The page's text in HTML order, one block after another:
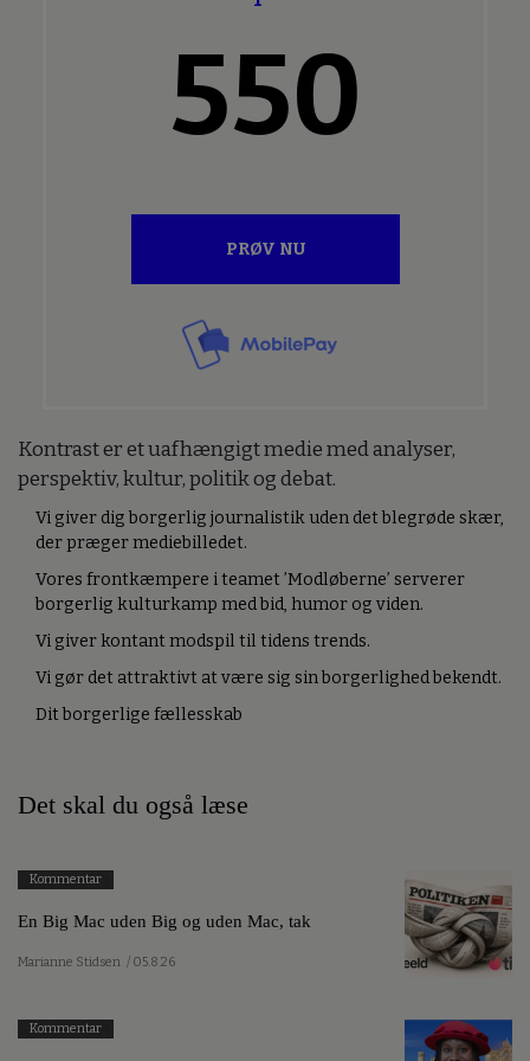
550
PRØV NU
Kontrast er et uafhængigt medie med analyser,
perspektiv, kultur, politik og debat.
Vi giver dig borgerlig journalistik uden det blegrøde skær,
der præger mediebilledet.
Vores frontkæmpere i teamet ’Modløberne’ serverer
borgerlig kulturkamp med bid, humor og viden.
Vi giver kontant modspil til tidens trends.
Vi gør det attraktivt at være sig sin borgerlighed bekendt.
Dit borgerlige fællesskab
Det skal du også læse
Kommentar
En Big Mac uden Big og uden Mac, tak
Marianne Stidsen / 05.8.26
Kommentar